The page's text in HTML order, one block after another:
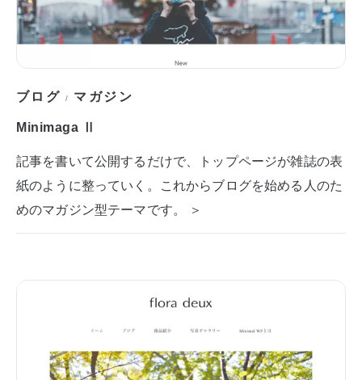
ブログ / マガジン
Minimaga Ⅱ
記事を書いて公開するだけで、トップページが雑誌の表
紙のように整っていく。これからブログを始める人のた
めのマガジン型テーマです。 ＞